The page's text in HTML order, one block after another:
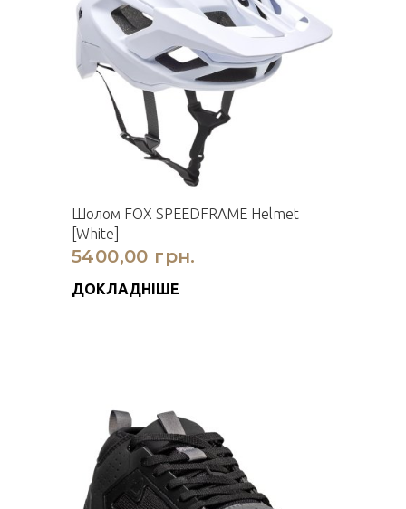
Шолом FOX SPEEDFRAME Helmet
[White]
5400,00 грн.
ДОКЛАДНІШЕ